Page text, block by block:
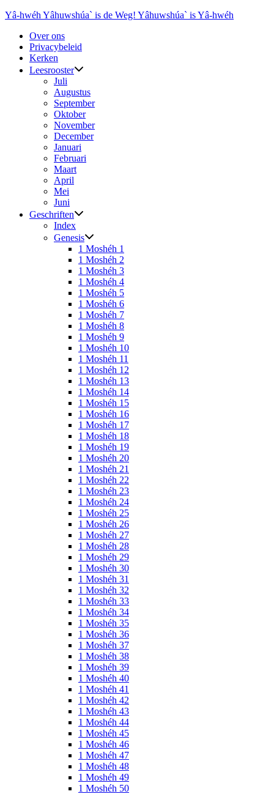
Ga
inhoud
Yâ-hwéh Yâhuwshúa` is de Weg! Yâhuwshúa` is Yâ-hwéh
Over ons
Privacybeleid
Kerken
Leesrooster
Juli
Augustus
September
Oktober
November
December
Januari
Februari
Maart
April
Mei
Juni
Geschriften
Index
Genesis
1 Moshéh 1
1 Moshéh 2
1 Moshéh 3
1 Moshéh 4
1 Moshéh 5
1 Moshéh 6
1 Moshéh 7
1 Moshéh 8
1 Moshéh 9
1 Moshéh 10
1 Moshéh 11
1 Moshéh 12
1 Moshéh 13
1 Moshéh 14
1 Moshéh 15
1 Moshéh 16
1 Moshéh 17
1 Moshéh 18
1 Moshéh 19
1 Moshéh 20
1 Moshéh 21
1 Moshéh 22
1 Moshéh 23
1 Moshéh 24
1 Moshéh 25
1 Moshéh 26
1 Moshéh 27
1 Moshéh 28
1 Moshéh 29
1 Moshéh 30
1 Moshéh 31
1 Moshéh 32
1 Moshéh 33
1 Moshéh 34
1 Moshéh 35
1 Moshéh 36
1 Moshéh 37
1 Moshéh 38
1 Moshéh 39
1 Moshéh 40
1 Moshéh 41
1 Moshéh 42
1 Moshéh 43
1 Moshéh 44
1 Moshéh 45
1 Moshéh 46
1 Moshéh 47
1 Moshéh 48
1 Moshéh 49
1 Moshéh 50